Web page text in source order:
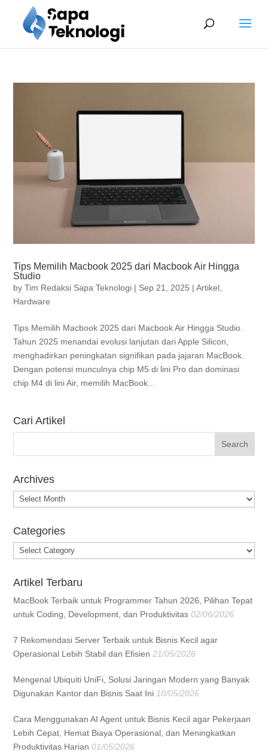
Tips Memilih Macbook 2025 dari Macbook Air Hingga
Studio
byTim Redaksi Sapa Teknologi | Sep 21, 2025 |Artikel
Hardware
Tips Memilih Macbook 2025 dari Macbook Air Hingga Studio.
Tahun 2025 menandai evolusi lanjutan dari Apple Silicon,
menghadirkan peningkatan signifikan pada jajaran MacBook.
Dengan potensi munculnya chip M5 di lini Pro dan dominasi
chip M4 di lini Air, memilih MacBook...
Cari Artikel
Archives
Archives
Categories
Categories
Artikel Terbaru
MacBook Terbaik untuk Programmer Tahun 2026, Pilihan Tepat
untuk Coding, Development, dan Produktivitas 02/06/2026
7 Rekomendasi Server Terbaik untuk Bisnis Kecil agar
Operasional Lebih Stabil dan Efisien 21/05/2026
Mengenal Ubiquiti UniFi, Solusi Jaringan Modern yang Banyak
Digunakan Kantor dan Bisnis Saat Ini 10/05/2026
Cara Menggunakan AI Agent untuk Bisnis Kecil agar Pekerjaan
Lebih Cepat, Hemat Biaya Operasional, dan Meningkatkan
Produktivitas Harian 01/05/2026